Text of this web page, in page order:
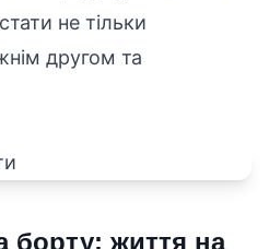
не тільки
другом та
борту: життя на